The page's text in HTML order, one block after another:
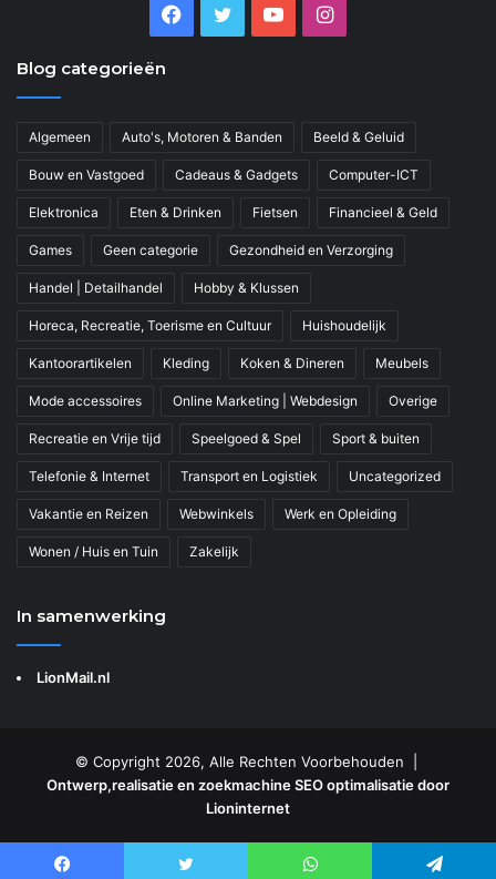
Facebook
Twitter YouTubeInstagram
Blog categorieën
Algemeen Auto's, Motoren & Banden Beeld & Geluid
Bouw en Vastgoed Cadeaus & Gadgets Computer-ICT
Elektronica Eten & Drinken Fietsen Financieel & Geld
Games Geen categorie Gezondheid en Verzorging
Handel | Detailhandel Hobby & Klussen
Horeca, Recreatie, Toerisme en Cultuur Huishoudelijk
Kantoorartikelen Kleding Koken & Dineren Meubels
Mode accessoires Online Marketing | Webdesign Overige
Recreatie en Vrije tijd Speelgoed & Spel Sport & buiten
Telefonie & Internet Transport en Logistiek Uncategorized
Vakantie en Reizen Webwinkels Werk en Opleiding
Wonen / Huis en Tuin Zakelijk
In samenwerking
LionMail.nl
© Copyright 2026, Alle Rechten Voorbehouden |
Ontwerp,realisatie en zoekmachine SEO optimalisatie door
Lioninternet